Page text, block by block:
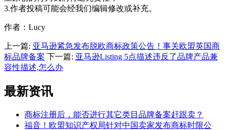
3.作者投稿可能会经我们编辑修改或补充。
作者：Lucy
上一篇: 亚马逊紧急发布脱欧商标政策公告！事关欧盟英国商
标品牌备案 下一篇: 亚马逊Listing 5点描述违反了品牌产品兼
容性描述,怎么办
最新资讯
商标注册后，能否进行其它类目品牌备案赶跟卖？
福音！欧盟知识产权局针对中国卖家发布商标时限公